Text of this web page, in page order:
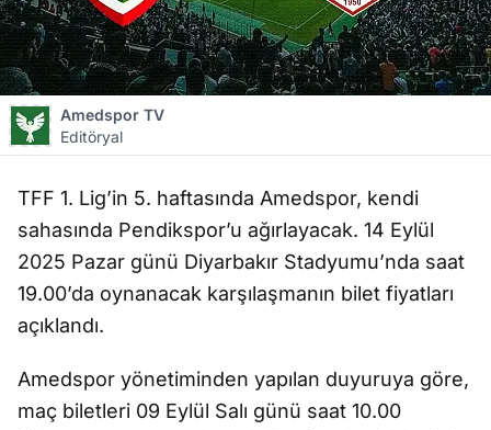
Amedspor TV
Editöryal
TFF 1. Lig’in 5. haftasında Amedspor, kendi
sahasında Pendikspor’u ağırlayacak. 14 Eylül
2025 Pazar günü Diyarbakır Stadyumu’nda saat
19.00’da oynanacak karşılaşmanın bilet fiyatları
açıklandı.
Amedspor yönetiminden yapılan duyuruya göre,
maç biletleri 09 Eylül Salı günü saat 10.00